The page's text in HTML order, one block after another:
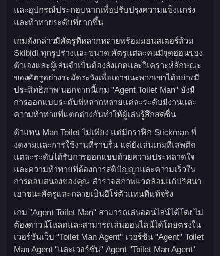
และอุปกรณ์ประกอบฉากเพื่อปรับปรุงความแข็งแกร่ง
และท้าทายระดับที่ยากขึ้น
เกมดังกล่าวมีศัตรูที่หลากหลายพร้อมมอนสเตอร์ส้วม
Skibidi ทุกรูปร่างและขนาด ศัตรูแต่ละคนมีจุดอ่อนของ
ตัวเองและผู้เล่นจำเป็นต้องสังเกตและวิเคราะห์ลักษณะ
ของศัตรูอย่างระมัดระวังเพื่อเอาชนะพวกเขาได้อย่างมี
ประสิทธิภาพ นอกจากนี้เกม "Agent Toilet Man" ยังมี
การออกแบบระดับที่หลากหลายแต่ละระดับมีงานและ
ความท้าทายที่แตกต่างกันทำให้ผู้เล่นรู้สึกสดชื่น
ตัวแทน Man Toilet ไม่เพียง แต่มีกราฟิก Stickman ที่
งดงามและการใช้งานที่ราบรื่น แต่ยังเล่นเกมที่เสพติด
แต่ละระดับได้รับการออกแบบด้วยความประหลาดใจ
และความท้าทายที่ต้องการสติปัญญาและความเร็วใน
การตอบสนองของคุณ สำรวจสภาพแวดล้อมแก้ปริศนา
เอาชนะศัตรูและกลายเป็นฮีโร่ตัวแทนที่แท้จริง
เกม "Agent Toilet Man" สามารถเล่นออนไลน์ได้โดยไม่
ต้องดาวน์โหลดและสามารถเล่นออนไลน์ได้โดยตรงใน
เวอร์ชันเว็บ "Toilet Man Agent" เวอร์ชัน "Agent" Toilet
Man Agent "และเวอร์ชัน" Agent "Toilet Man Agent"